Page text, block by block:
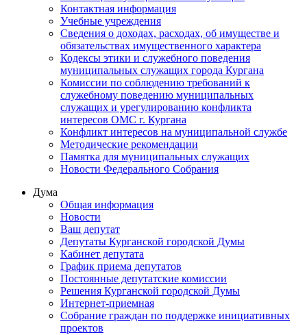
Контактная информация
Учебные учреждения
Сведения о доходах, расходах, об имуществе и
обязательствах имущественного характера
Кодексы этики и служебного поведения
муниципальных служащих города Кургана
Комиссии по соблюдению требований к
служебному поведению муниципальных
служащих и урегулированию конфликта
интересов ОМС г. Кургана
Конфликт интересов на муниципальной службе
Методические рекомендации
Памятка для муниципальных служащих
Новости Федерального Cобрания
Дума
Общая информация
Новости
Ваш депутат
Депутаты Курганской городской Думы
Кабинет депутата
График приема депутатов
Постоянные депутатские комиссии
Решения Курганской городской Думы
Интернет-приемная
Собрание граждан по поддержке инициативных
проектов